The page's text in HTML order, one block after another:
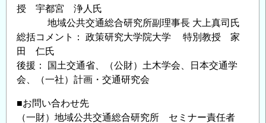
授 宇都宮 浄人氏
地域公共交通総合研究所副理事長 大上真司氏
総括コメント： 政策研究大学院大学 特別教授 家
田 仁氏
後援： 国土交通省、（公財）土木学会、日本交通学
会、（一社）計画・交通研究会
■お問い合わせ先
（一財）地域公共交通総合研究所 セミナー責任者